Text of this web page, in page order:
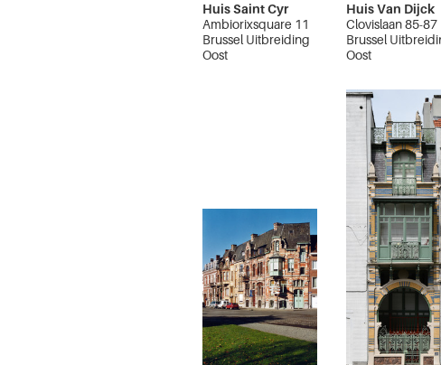
Huis Saint Cyr
Ambiorixsquare 11
Brussel Uitbreiding
Oost
Huis Van Dijck
Clovislaan 85-87
Brussel
Oost